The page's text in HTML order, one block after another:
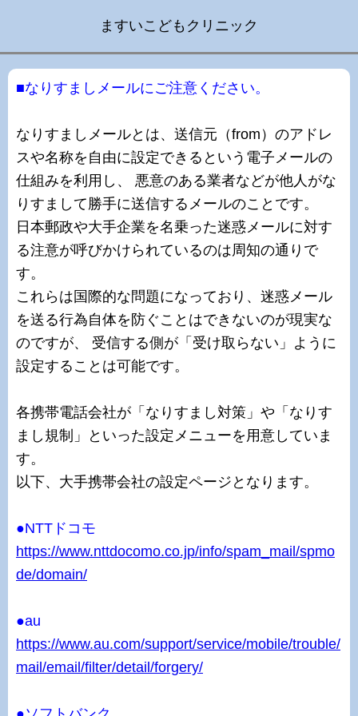
ますいこどもクリニック
■なりすましメールにご注意ください。
なりすましメールとは、送信元（from）のアドレ
スや名称を自由に設定できるという電子メールの
仕組みを利用し、 悪意のある業者などが他人がな
りすまして勝手に送信するメールのことです。
日本郵政や大手企業を名乗った迷惑メールに対す
る注意が呼びかけられているのは周知の通りで
す。
これらは国際的な問題になっており、迷惑メール
を送る行為自体を防ぐことはできないのが現実な
のですが、 受信する側が「受け取らない」ように
設定することは可能です。
各携帯電話会社が「なりすまし対策」や「なりす
まし規制」といった設定メニューを用意していま
す。
以下、大手携帯会社の設定ページとなります。
●NTTドコモ
https://www.nttdocomo.co.jp/info/spam_mail/spmo
de/domain/
●au
https://www.au.com/support/service/mobile/trouble/
mail/email/filter/detail/forgery/